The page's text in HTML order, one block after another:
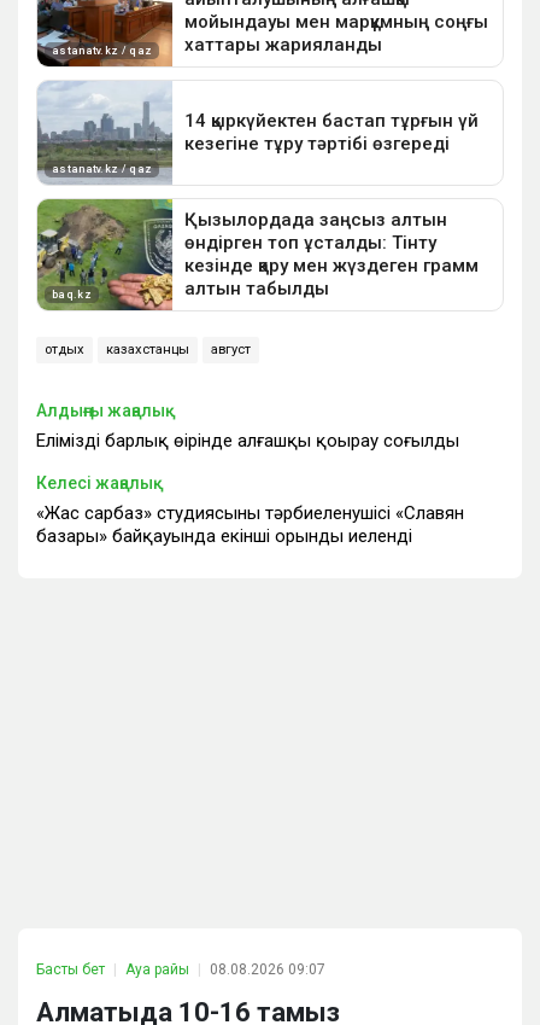
отдых казахстанцы август
Алдыңғы жаңалық
Еліміздің барлық өңірінде алғашқы қоңырау соғылды
Келесі жаңалық
«Жас сарбаз» студиясының тәрбиеленушісі «Славян
базары» байқауында екінші орынды иеленді
Басты бет Ауа райы 08.08.2026 09:07
Алматыда 10-16 тамыз